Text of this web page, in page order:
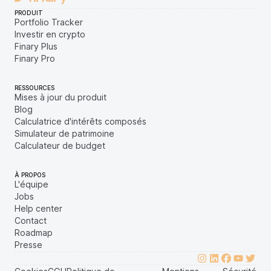
PRODUIT
Portfolio Tracker
Investir en crypto
Finary Plus
Finary Pro
RESSOURCES
Mises à jour du produit
Blog
Calculatrice d'intérêts composés
Simulateur de patrimoine
Calculateur de budget
À PROPOS
L'équipe
Jobs
Help center
Contact
Roadmap
Presse